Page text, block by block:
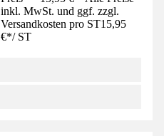
inkl. MwSt. und ggf. zzgl.
Versandkosten pro ST15,95
€*/ ST